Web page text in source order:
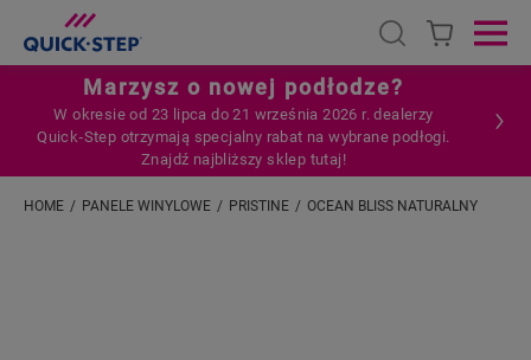
Open search
Marzysz o nowej podłodze?
W okresie od 23 lipca do 21 września 2026 r. dealerzy
Quick‑Step otrzymają specjalny rabat na wybrane podłogi.
Znajdź najbliższy sklep tutaj!
HOME PANELE WINYLOWE PRISTINE OCEAN BLISS NATURALNY